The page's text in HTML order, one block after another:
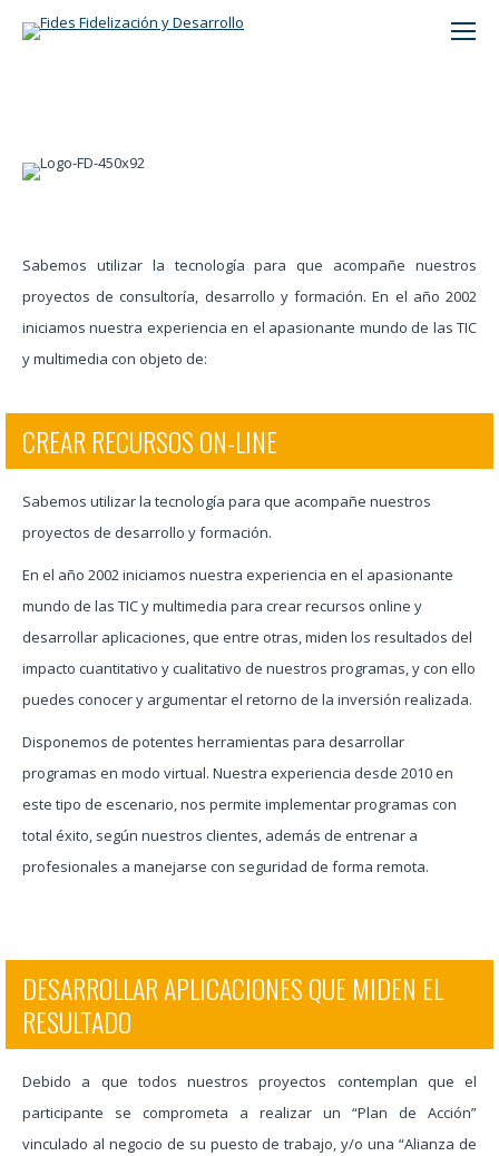
Buscar:
Sabemos utilizar la tecnología para que acompañe nuestros
proyectos de consultoría, desarrollo y formación. En el año 2002
iniciamos nuestra experiencia en el apasionante mundo de las TIC
y multimedia con objeto de:
CREAR RECURSOS ON-LINE
Sabemos utilizar la tecnología para que acompañe nuestros
proyectos de desarrollo y formación.
En el año 2002 iniciamos nuestra experiencia en el apasionante
mundo de las TIC y multimedia para crear recursos online y
desarrollar aplicaciones, que entre otras, miden los resultados del
impacto cuantitativo y cualitativo de nuestros programas, y con ello
puedes conocer y argumentar el retorno de la inversión realizada.
Disponemos de potentes herramientas para desarrollar
programas en modo virtual. Nuestra experiencia desde 2010 en
este tipo de escenario, nos permite implementar programas con
total éxito, según nuestros clientes, además de entrenar a
profesionales a manejarse con seguridad de forma remota.
DESARROLLAR APLICACIONES QUE MIDEN EL
RESULTADO
Debido a que todos nuestros proyectos contemplan que el
participante se comprometa a realizar un “Plan de Acción”
vinculado al negocio de su puesto de trabajo, y/o una “Alianza de